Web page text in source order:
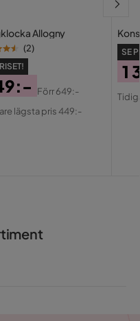
Allogny
(2)
Förr649:-
lägsta pris 449:-
SE
1